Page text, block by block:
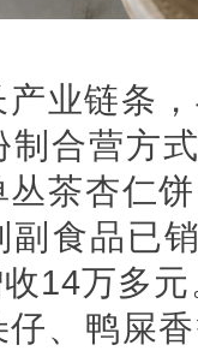
业链条
合营方
茶杏仁
副食品已
14万多
、鸭屎